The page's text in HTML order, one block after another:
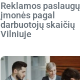
Reklamos paslaugų
įmonės pagal
darbuotojų skaičių
Vilniuje